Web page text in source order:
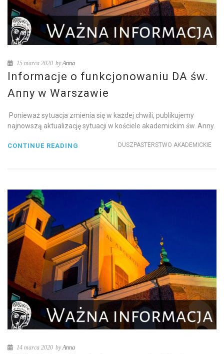
15 marca 2020 byAnna
Informacje o funkcjonowaniu DA św.
Anny w Warszawie
Ponieważ sytuacja zmienia się w każdej chwili, publikujemy
najnowszą aktualizację sytuacji w kościele akademickim św. Anny.
DUSZPASTERSTWO AKADEMICKIE
CONTINUE READING
14 marca 2020 byAnna